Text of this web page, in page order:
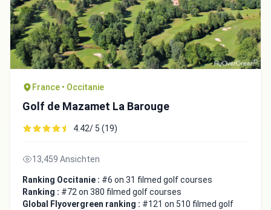
France • Occitanie
Golf de Mazamet La Barouge
4.42/ 5 (19)
13,459 Ansichten
Ranking Occitanie : #6 on 31 filmed golf courses
Ranking : #72 on 380 filmed golf courses
Global Flyovergreen ranking : #121 on 510 filmed golf